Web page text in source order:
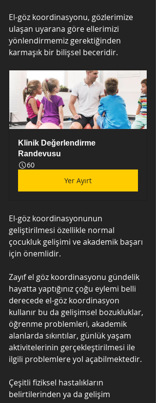
El-göz koordinasyonu, gözlerimize
ulaşan uyarana göre ellerimizi
yönlendirmemiz gerektiğinden
karmaşık bir bilişsel beceridir.
Klinik Değerlendirme
Randevusu
60
Yer Ayırt
El-göz koordinasyonunun
geliştirilmesi özellikle normal
çocukluk gelişimi ve akademik başarı
için önemlidir.
Zayıf el göz koordinasyonu gündelik
hayatta yaptığınız çoğu eylemi belli
derecede el-göz koordinasyon
kullanır bu da gelişimsel bozukluklar,
öğrenme problemleri, akademik
alanlarda sıkıntılar, günlük yaşam
aktivitelerinin gerçekleştirilmesi ile
ilgili problemlere yol açabilmektedir.
Çeşitli fiziksel hastalıkların
belirtilerinden ya da gelişim